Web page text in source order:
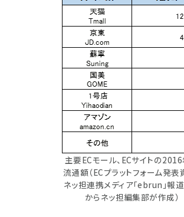
主要ECモール、ECサイトの
流通額（ECプラットフォーム発表
ネッ担連携メディア「ebrun」報
からネッ担編集部が作成）